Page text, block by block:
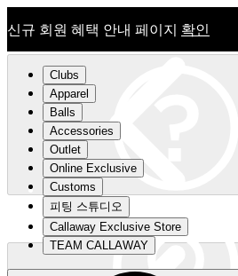
신규 회원 혜택 안내 페이지 확인
신규 회원 혜택 안내 페이지확인
Clubs
Apparel
Balls
Accessories
Outlet
Online Exclusive
Customs
피팅 스튜디오
Callaway Exclusive Store
TEAM CALLAWAY